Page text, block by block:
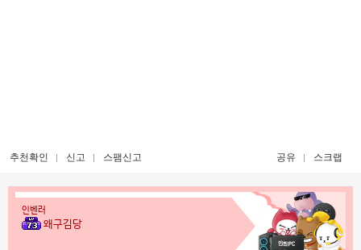
추천확인 신고 스팸신고 공유 스크랩
인벤러
왜구김당